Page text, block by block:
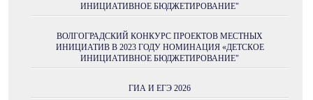
ИНИЦИАТИВНОЕ БЮДЖЕТИРОВАНИЕ"
ВОЛГОГРАДСКИЙ КОНКУРС ПРОЕКТОВ МЕСТНЫХ
ИНИЦИАТИВ В 2023 ГОДУ НОМИНАЦИЯ «ДЕТСКОЕ
ИНИЦИАТИВНОЕ БЮДЖЕТИРОВАНИЕ"
ГИА И ЕГЭ 2026